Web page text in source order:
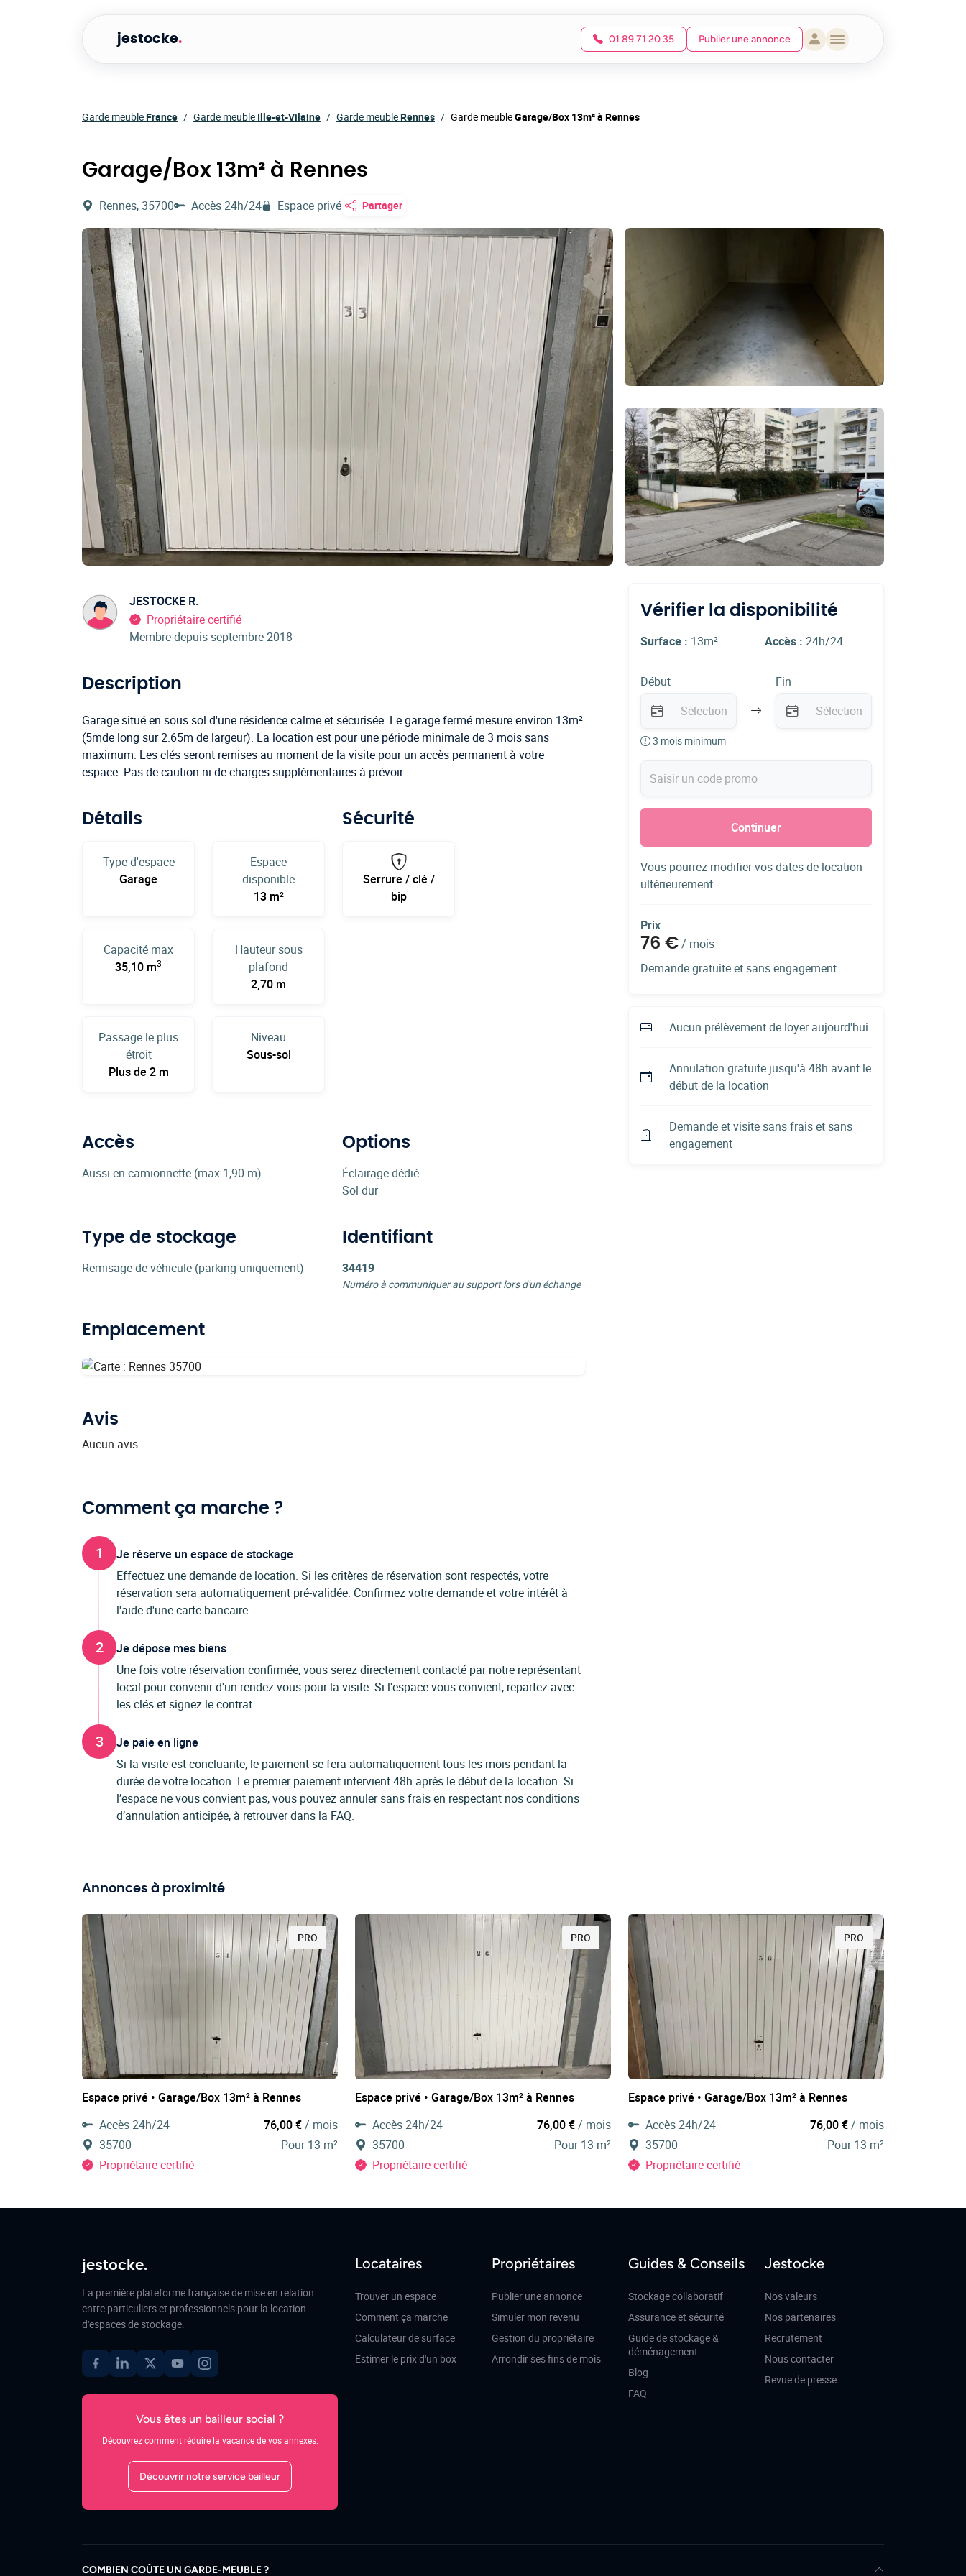
jestocke. 01 89 71 20 35 Publier une annonce
Garde meubleFrance Garde meuble Ille-et-Vilaine Garde meubleRennes Garde meubleGarage/Box 13m² à Rennes
Garage/Box 13m² à Rennes
Rennes, 35700 Accès 24h/24 Espace privé Partager
JESTOCKE R.
Propriétaire certifié
Membre depuis septembre 2018
Description
Garage situé en sous sol d'une résidence calme et sécurisée. Le garage fermé mesure environ 13m²
(5mde long sur 2.65m de largeur). La location est pour une période minimale de 3 mois sans
maximum. Les clés seront remises au moment de la visite pour un accès permanent à votre
espace. Pas de caution ni de charges supplémentaires à prévoir.
Détails
Type d'espace
Garage
Espace
disponible
13 m²
Capacité max
35,10 m3
Hauteur sous
plafond
2,70 m
Passage le plus
étroit
Plus de 2 m
Niveau
Sous-sol
Sécurité
Serrure / clé /
bip
Accès
Aussi en camionnette (max 1,90 m)
Options
Éclairage dédié
Sol dur
Type de stockage
Remisage de véhicule (parking uniquement)
Identifiant
34419
Numéro à communiquer au support lors d'un échange
Emplacement
Avis
Aucun avis
Comment ça marche ?
1
Je réserve un espace de stockage
Effectuez une demande de location. Si les critères de réservation sont respectés, votre
réservation sera automatiquement pré-validée. Confirmez votre demande et votre intérêt à
l'aide d'une carte bancaire.
2
Je dépose mes biens
Une fois votre réservation confirmée, vous serez directement contacté par notre représentant
local pour convenir d'un rendez-vous pour la visite. Si l'espace vous convient, repartez avec
les clés et signez le contrat.
3
Je paie en ligne
Si la visite est concluante, le paiement se fera automatiquement tous les mois pendant la
durée de votre location. Le premier paiement intervient 48h après le début de la location. Si
l’espace ne vous convient pas, vous pouvez annuler sans frais en respectant nos conditions
d’annulation anticipée, à retrouver dans la FAQ.
Vérifier la disponibilité
Surface : 13m² Accès : 24h/24
Début Fin
3 mois minimum
Continuer
Vous pourrez modifier vos dates de location
ultérieurement
Prix
76 €/ mois
Demande gratuite et sans engagement
Aucun prélèvement de loyer aujourd'hui
Annulation gratuite jusqu'à 48h avant le
début de la location
Demande et visite sans frais et sans
engagement
Annonces à proximité
PRO
Espace privé • Garage/Box 13m² à Rennes
Accès 24h/24
35700
Propriétaire certifié
76,00 €/ mois
Pour 13 m²
PRO
Espace privé • Garage/Box 13m² à Rennes
Accès 24h/24
35700
Propriétaire certifié
76,00 €/ mois
Pour 13 m²
PRO
Espace privé • Garage/Box 13m² à Rennes
Accès 24h/24
35700
Propriétaire certifié
76,00 €/ mois
Pour 13 m²
jestocke.
La première plateforme française de mise en relation
entre particuliers et professionnels pour la location
d'espaces de stockage.
Vous êtes un bailleur social ?
Découvrez comment réduire la vacance de vos annexes.
Découvrir notre service bailleur
Locataires
Trouver un espace
Comment ça marche
Calculateur de surface
Estimer le prix d'un box
Propriétaires
Publier une annonce
Simuler mon revenu
Gestion du propriétaire
Arrondir ses fins de mois
Guides & Conseils
Stockage collaboratif
Assurance et sécurité
Guide de stockage &
déménagement
Blog
FAQ
Jestocke
Nos valeurs
Nos partenaires
Recrutement
Nous contacter
Revue de presse
COMBIEN COÛTE UN GARDE-MEUBLE ?